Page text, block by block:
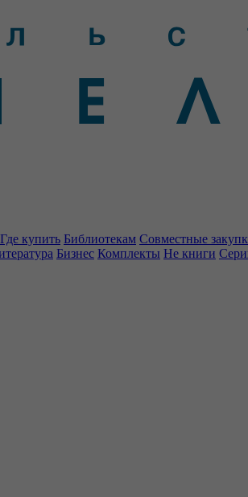
Где купить Библиотекам Совместные
Бизнес Комплекты Не книги